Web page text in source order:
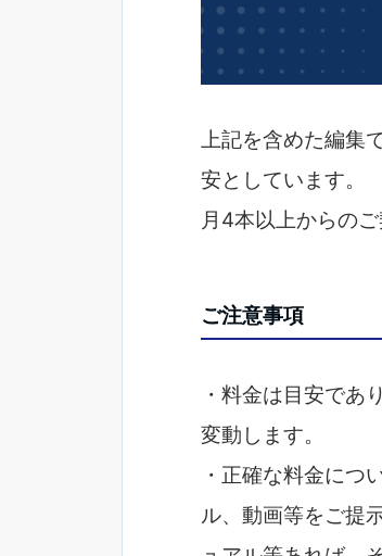
上記を含めた編集
安としています。
月4本以上からのご
ご注意事項
・料金は目安であ
変動します。
・正確な料金につ
ル、動画等をご提